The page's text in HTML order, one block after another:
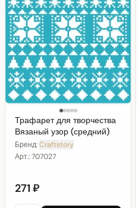
Трафарет для творчества
Вязаный узор (средний)
Бренд:Craftstory
Арт.:707027
271 ₽